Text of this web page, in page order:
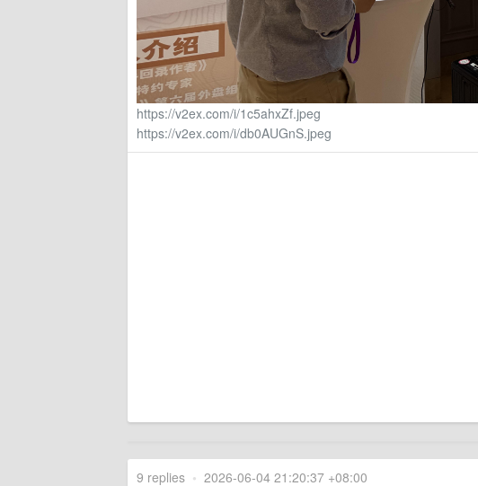
https://v2ex.com/i/1c5ahxZf.jpeg
https://v2ex.com/i/db0AUGnS.jpeg
9 replies • 2026-06-04 21:20:37 +08:00